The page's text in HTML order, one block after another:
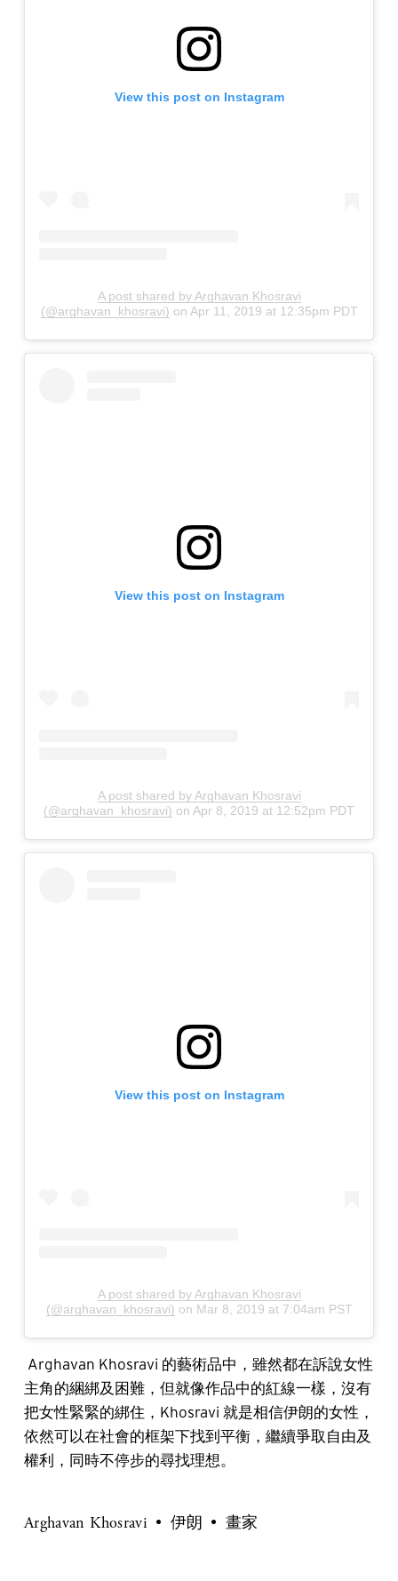
View this post on Instagram
A post shared by Arghavan Khosravi
(@arghavan_khosravi) on Apr 11, 2019 at 12:35pm PDT
View this post on Instagram
A post shared by Arghavan Khosravi
(@arghavan_khosravi) on Apr 8, 2019 at 12:52pm PDT
View this post on Instagram
A post shared by Arghavan Khosravi
(@arghavan_khosravi) on Mar 8, 2019 at 7:04am PST
Arghavan Khosravi 的藝術品中，雖然都在訴說女性
主角的綑綁及困難，但就像作品中的紅線一樣，沒有
把女性緊緊的綁住，Khosravi 就是相信伊朗的女性，
依然可以在社會的框架下找到平衡，繼續爭取自由及
權利，同時不停步的尋找理想。
Arghavan Khosravi 伊朗 畫家